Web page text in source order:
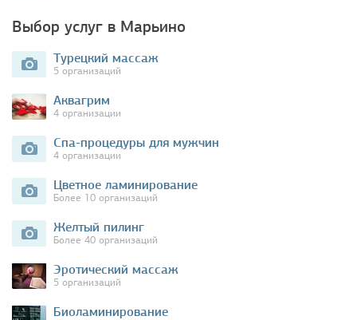
Выбор услуг в Марьино
Турецкий массаж
5 организаций
Аквагрим
4 организации
Спа-процедуры для мужчин
4 организации
Цветное ламинирование
Более 10 организаций
Желтый пилинг
Более 40 организаций
Эротический массаж
5 организаций
Биоламинирование